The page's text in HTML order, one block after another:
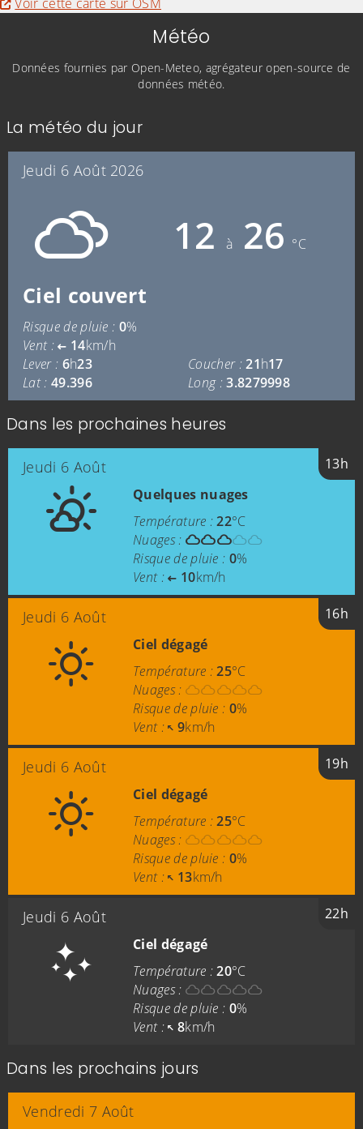
Météo
Données fournies par Open-Meteo, agrégateur open-source de
données météo.
La météo du jour
Jeudi 6 Août 2026
12 à 26 °C
Ciel couvert
Risque de pluie : 0%
Vent :
14km/h
Lever : 6h23 Coucher :21h17
Lat : 49.396 Long :3.8279998
Dans les prochaines heures
Jeudi 6 Août
13h
Quelques nuages
Température :22°C
Nuages :
Risque de pluie : 0%
Vent :
10km/h
Jeudi 6 Août
16h
Ciel dégagé
Température :25°C
Nuages :
Risque de pluie : 0%
Vent : 9km/h
Jeudi 6 Août
19h
Ciel dégagé
Température :25°C
Nuages :
Risque de pluie : 0%
Vent : 13km/h
Jeudi 6 Août
22h
Ciel dégagé
Température :20°C
Nuages :
Risque de pluie : 0%
Vent : 8km/h
Dans les prochains jours
Vendredi 7 Août